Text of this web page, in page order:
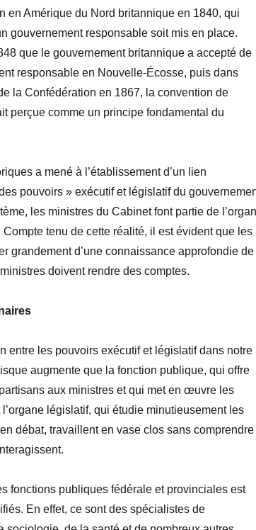
en Amérique du Nord britannique en 1840, qui
gouvernement responsable soit mis en place.
que le gouvernement britannique a accepté de
responsable en Nouvelle-Écosse, puis dans
la Confédération en 1867, la convention de
perçue comme un principe fondamental du
a mené à l’établissement d’un lien
pouvoirs » exécutif et législatif du
les ministres du Cabinet font partie de
tenu de cette réalité, il est évident que les
grandement d’une connaissance approfondie de
doivent rendre des comptes.
entre les pouvoirs exécutif et législatif dans notre
augmente que la fonction publique, qui offre
aux ministres et qui met en œuvre les
législatif, qui étudie minutieusement les
débat, travaillent en vase clos sans comprendre
fonctions publiques fédérale et provinciales est
En effet, ce sont des spécialistes de